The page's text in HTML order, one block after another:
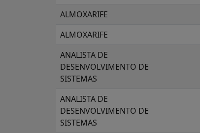
ALMOXARIFE
ALMOXARIFE
ANALISTA DE
DESENVOLVIMENTO DE
SISTEMAS
ANALISTA DE
DESENVOLVIMENTO DE
SISTEMAS